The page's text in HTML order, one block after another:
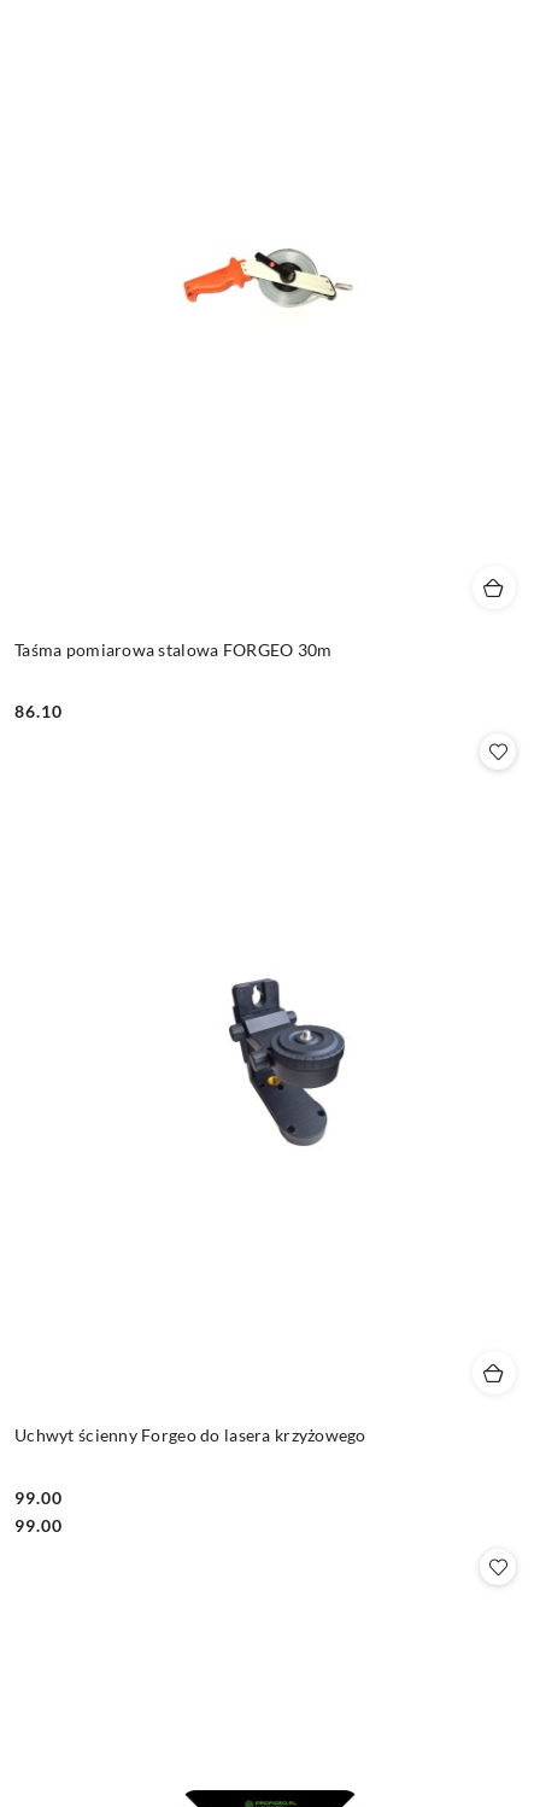
Taśma pomiarowa stalowa FORGEO 30m
Cena:
86.10
Uchwyt ścienny Forgeo do lasera krzyżowego
Cena:
99.00
Cena:
99.00